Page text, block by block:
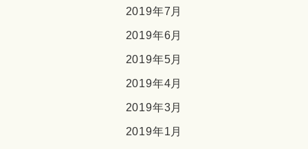
2019年7月
2019年6月
2019年5月
2019年4月
2019年3月
2019年1月